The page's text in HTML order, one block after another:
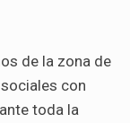
de la zona de
con
toda la